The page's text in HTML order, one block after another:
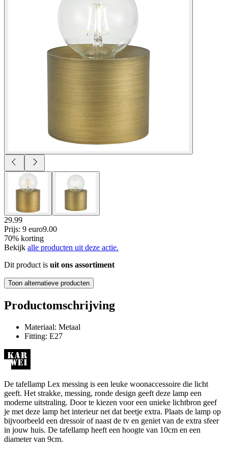
29.99
Prijs: 9 euro9.00
70% korting
Bekijk alle producten uit deze actie.
Dit product is uit ons assortiment
Toon alternatieve producten
Productomschrijving
Materiaal: Metaal
Fitting: E27
De tafellamp Lex messing is een leuke woonaccessoire die licht
geeft. Het strakke, messing, ronde design geeft deze lamp een
moderne uitstraling. Door te kiezen voor een unieke lichtbron geef
je met deze lamp het interieur net dat beetje extra. Plaats de lamp op
bijvoorbeeld een dressoir of naast de tv en geniet van de extra sfeer
in jouw huis. De tafellamp heeft een hoogte van 10cm en een
diameter van 9cm.